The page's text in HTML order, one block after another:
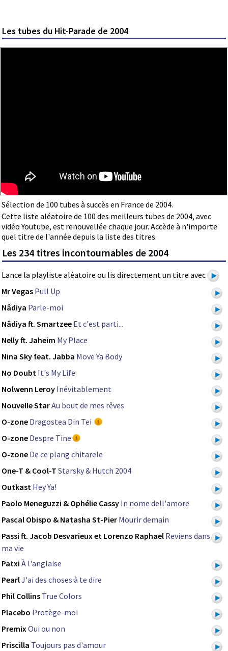
Les tubes du Hit-Parade de 2004
Sélection de 100 tubes à succès en France de 2004.
Cette liste aléatoire de 100 des meilleurs tubes de 2004, avec
vidéo Youtube, est renouvellée chaque jour. Accède à n'importe
quel titre de l'année depuis la liste des titres.
Les 234 titres incontournables de 2004
Lance la playliste aléatoire ou lis directement un titre avec
Mr Vegas Pull Up
Nâdiya Parle-moi
Nâdiya ft. Smartzee Et c'est parti...
Nelly ft. Jaheim My Place
Nina Sky feat. Jabba Move Ya Body
No Doubt It's My Life
Nolwenn Leroy Inévitablement
Nouvelle StarAu bout de mes rêves
O-zone Dragostea Din Tei
O-zone Despre Tine
O-zone De ce plang chitarele
One-T & Cool-T Starsky & Hutch 2004
Outkast Hey Ya!
Paolo Meneguzzi & Ophélie Cassy In nome dell'amore
Pascal Obispo & Natasha St-Pier Mourir demain
Passi ft. Jacob Desvarieux et Lorenzo Raphael Reviens dans
ma vie
Patxi À l'anglaise
PearlJ'ai des choses à te dire
Phil Collins True Colors
Placebo Protège-moi
PremixOui ou non
Priscilla Toujours pas d'amour